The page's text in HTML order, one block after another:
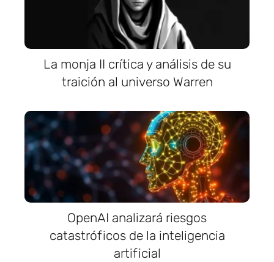
La monja II crítica y análisis de su
traición al universo Warren
OpenAI analizará riesgos
catastróficos de la inteligencia
artificial